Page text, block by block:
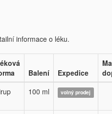
informace o léku.
Balení Expedice
100 ml volný prodej